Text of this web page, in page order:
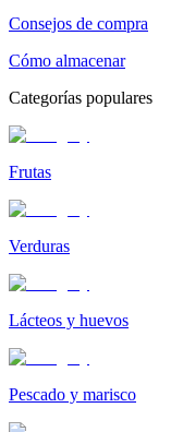
Consejos de compra
Cómo almacenar
Categorías populares
Frutas
Verduras
Lácteos y huevos
Pescado y marisco